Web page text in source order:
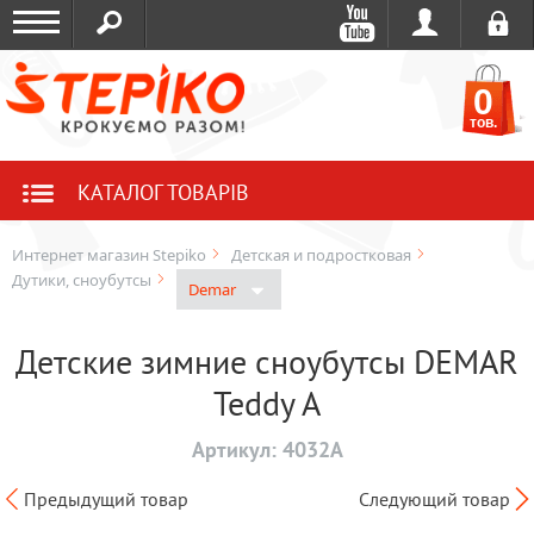
0
тов.
КАТАЛОГ ТОВАРІВ
Интернет магазин Stepiko
Детская и подростковая
Дутики, сноубутсы
Demar
Детские зимние сноубутсы DEMAR
Teddy A
Артикул: 4032A
Предыдущий товар Следующий товар